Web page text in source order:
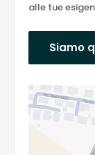
alle tue
Siamo